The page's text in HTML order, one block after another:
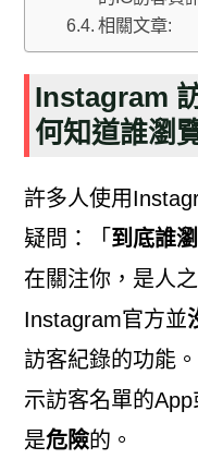
相關文章:
Instagram
何知道誰瀏
許多人使用
疑問：「 到底誰
在關注你，是人
Instagram官方並
訪客紀錄的功能
示訪客名單的
是危險的。